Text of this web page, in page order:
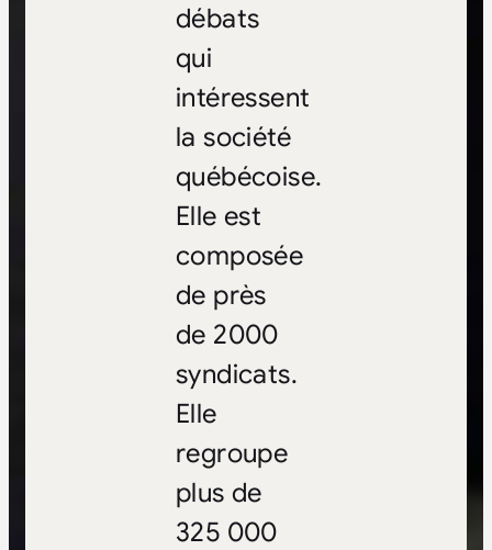
débats
qui
intéressent
la société
québécoise.
Elle est
composée
de près
de 2000
syndicats.
Elle
regroupe
plus de
325 000